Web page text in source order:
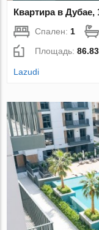
Квартира в Дубае,
Спален: 1
Площадь:
Lazudi